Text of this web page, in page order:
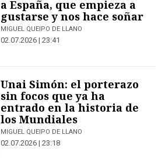
a España, que empieza a
gustarse y nos hace soñar
MIGUEL QUEIPO DE LLANO
02.07.2026 | 23:41
Unai Simón: el porterazo
sin focos que ya ha
entrado en la historia de
los Mundiales
MIGUEL QUEIPO DE LLANO
02.07.2026 | 23:18